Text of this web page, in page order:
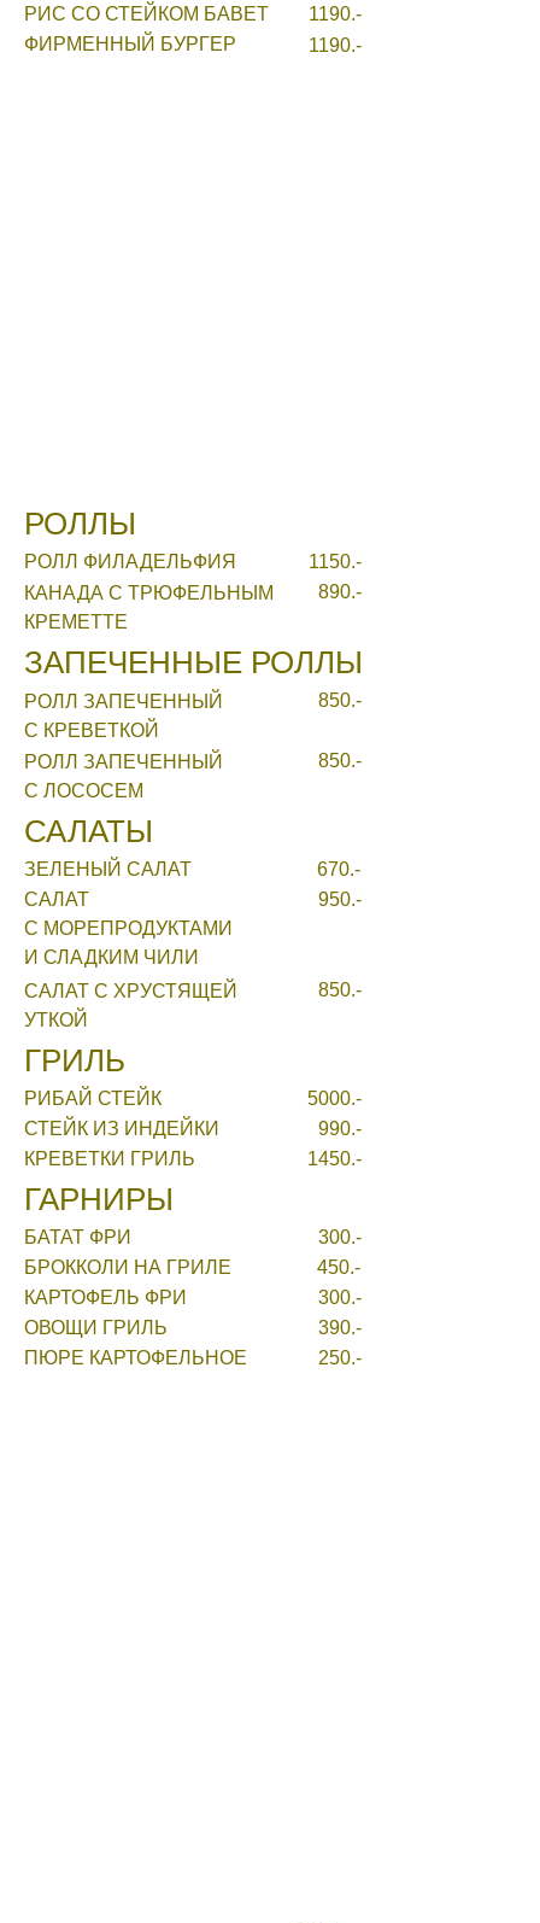
РОЛЛЫ
1150.-
РОЛЛ ФИЛАДЕЛЬФИЯ
890.-
КАНАДА С ТРЮФЕЛЬНЫМ
КРЕМЕТТЕ
ЗАПЕЧЕННЫЕ РОЛЛЫ
850.-
РОЛЛ ЗАПЕЧЕННЫЙ
С КРЕВЕТКОЙ
850.-
РОЛЛ ЗАПЕЧЕННЫЙ
С ЛОСОСЕМ
САЛАТЫ
670.-
ЗЕЛЕНЫЙ САЛАТ
950.-
САЛАТ
С МОРЕПРОДУКТАМИ
И СЛАДКИМ ЧИЛИ
850.-
САЛАТ С ХРУСТЯЩЕЙ
УТКОЙ
ГРИЛЬ
5000.-
РИБАЙ СТЕЙК
990.-
СТЕЙК ИЗ ИНДЕЙКИ
1450.-
КРЕВЕТКИ ГРИЛЬ
ГАРНИРЫ
300.-
БАТАТ ФРИ
450.-
БРОККОЛИ НА ГРИЛЕ
300.-
КАРТОФЕЛЬ ФРИ
390.-
ОВОЩИ ГРИЛЬ
250.-
ПЮРЕ КАРТОФЕЛЬНОЕ
1190.-
РИС СО СТЕЙКОМ БАВЕТ
1190.-
ФИРМЕННЫЙ БУРГЕР